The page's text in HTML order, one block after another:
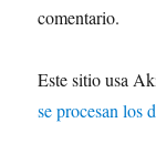
comentario.
Este sitio usa
se procesan los